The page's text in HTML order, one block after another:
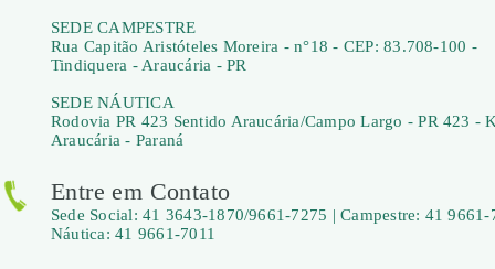
SEDE CAMPESTRE
Rua Capitão Aristóteles Moreira - n°18 - CEP: 83.708-100 -
Tindiquera - Araucária - PR
SEDE NÁUTICA
Rodovia PR 423 Sentido Araucária/Campo Largo - PR 423 -
Araucária - Paraná
Entre em Contato
Sede Social: 41 3643-1870/9661-7275 | Campestre: 41 9661-
Náutica: 41 9661-7011